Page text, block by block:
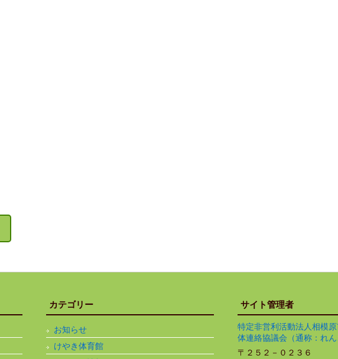
カテゴリー
お知らせ
けやき体育館
サイト管理者
特定非営利活動法人相模
体連絡協議会（通称：れん
〒２５２－０２３６